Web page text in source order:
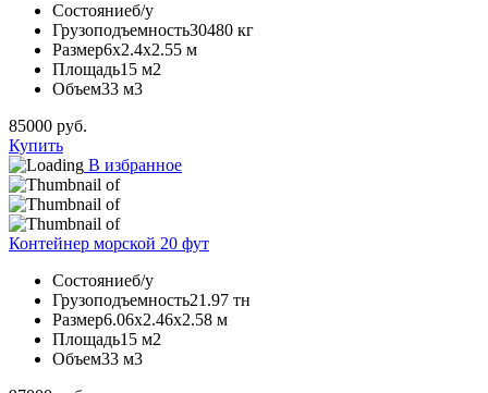
Состояниеб/у
Грузоподъемность30480 кг
Размер6х2.4х2.55 м
Площадь15 м2
Объем33 м3
85000 руб.
Купить
В избранное
Контейнер морской 20 фут
Состояниеб/у
Грузоподъемность21.97 тн
Размер6.06х2.46х2.58 м
Площадь15 м2
Объем33 м3